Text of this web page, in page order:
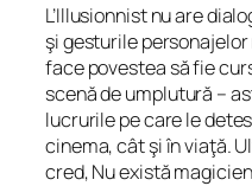
L’Illusionnist nu are
şi gesturile
face povestea să fie
scenă de umplutură –
lucrurile pe care le
cinema, cât şi în viaţă.
cred,Nu există